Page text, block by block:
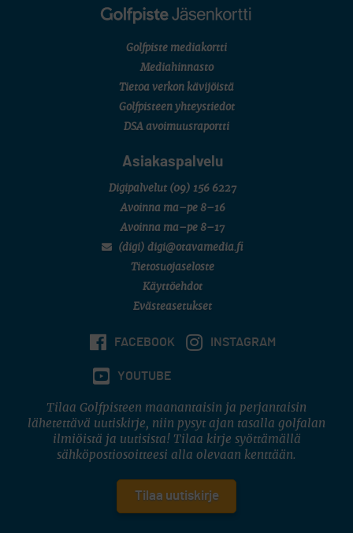
Golfpiste mediakortti
Mediahinnasto
Tietoa verkon kävijöistä
Golfpisteen yhteystiedot
DSA avoimuusraportti
Asiakaspalvelu
Digipalvelut (09) 156 6227
Avoinna ma–pe 8–16
Avoinna ma–pe 8–17
(digi) digi@otavamedia.fi
Tietosuojaseloste
Käyttöehdot
Evästeasetukset
FACEBOOK INSTAGRAM
YOUTUBE
Tilaa Golfpisteen maanantaisin ja perjantaisin
lähetettävä uutiskirje, niin pysyt ajan tasalla golfalan
ilmiöistä ja uutisista! Tilaa kirje syöttämällä
sähköpostiosoitteesi alla olevaan kenttään.
Tilaa uutiskirje